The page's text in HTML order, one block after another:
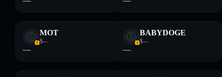
Ethereum (Sollet)
modificables
MOT
$—
—
BABYDOGE
$—
—